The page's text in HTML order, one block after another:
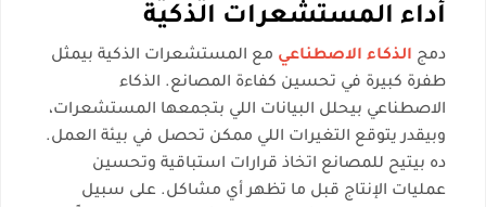
أداء المستشعرات الذكية
دمج الذكاء الاصطناعي مع المستشعرات الذكية بيمثل
طفرة كبيرة في تحسين كفاءة المصانع. الذكاء
الاصطناعي بيحلل البيانات اللي بتجمعها المستشعرات،
وبيقدر يتوقع التغيرات اللي ممكن تحصل في بيئة العمل.
ده بيتيح للمصانع اتخاذ قرارات استباقية وتحسين
عمليات الإنتاج قبل ما تظهر أي مشاكل. على سبيل